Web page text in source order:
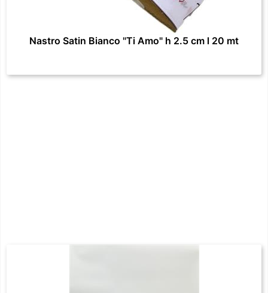
Nastro Satin Bianco "Ti Amo" h 2.5 cm l 20 mt